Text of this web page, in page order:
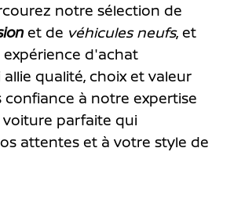
notre sélection de
et de véhicules neufs, et
d'achat
qualité, choix et valeur
confiance à notre expertise
parfaite qui
attentes et à votre style de